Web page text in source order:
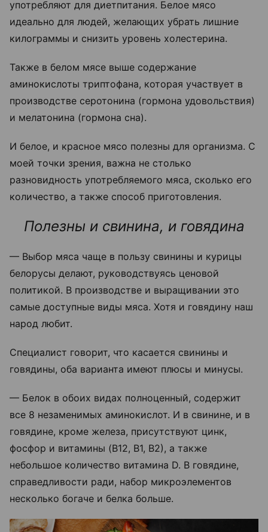
употребляют для диетпитания. Белое мясо
идеально для людей, желающих убрать лишние
килограммы и снизить уровень холестерина.
Также в белом мясе выше содержание
аминокислоты триптофана, которая участвует в
производстве серотонина (гормона удовольствия)
и мелатонина (гормона сна).
И белое, и красное мясо полезны для организма. С
моей точки зрения, важна не столько
разновидность употребляемого мяса, сколько его
количество, а также способ приготовления.
Полезны и свинина, и говядина
— Выбор мяса чаще в пользу свинины и курицы
белорусы делают, руководствуясь ценовой
политикой. В производстве и выращивании это
самые доступные виды мяса. Хотя и говядину наш
народ любит.
Специалист говорит, что касается свинины и
говядины, оба варианта имеют плюсы и минусы.
— Белок в обоих видах полноценный, содержит
все 8 незаменимых аминокислот. И в свинине, и в
говядине, кроме железа, присутствуют цинк,
фосфор и витамины (B12, В1, В2), а также
небольшое количество витамина D. В говядине,
справедливости ради, набор микроэлементов
несколько богаче и белка больше.